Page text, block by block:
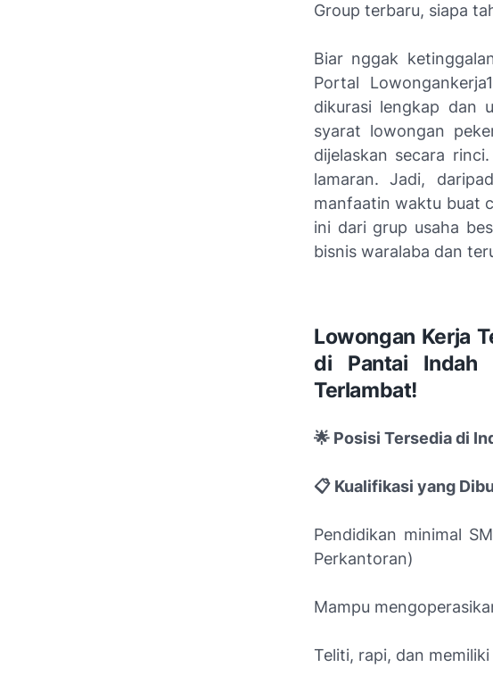
Group terbaru, siapa
Biar nggak
Portal
dikurasi lengkap dan
syarat lowongan
dijelaskan secara
lamaran. Jadi,
manfaatin waktu buat
ini dari grup usaha
bisnis waralaba dan
Lowongan Kerja
di Pantai Indah
Terlambat!
🌟 Posisi Tersedia di
📋 Kualifikasi yang
Pendidikan minimal
Perkantoran)
Mampu
Teliti, rapi, dan